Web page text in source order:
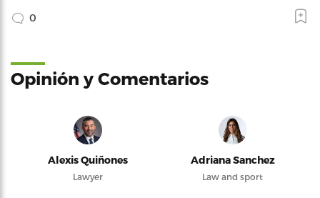
0
Opinión y Comentarios
Alexis Quiñones
Lawyer
Adriana Sanchez
Law and sport